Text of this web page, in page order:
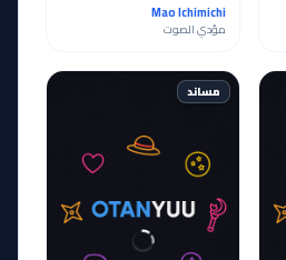
Mao Ichimichi
مؤدي الصوت
مساند